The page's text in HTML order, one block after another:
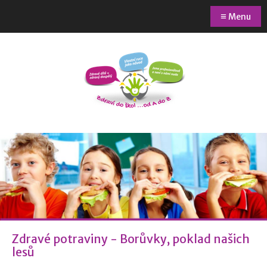
≡ Menu
Zdravé potraviny - Borůvky, poklad našich
lesů